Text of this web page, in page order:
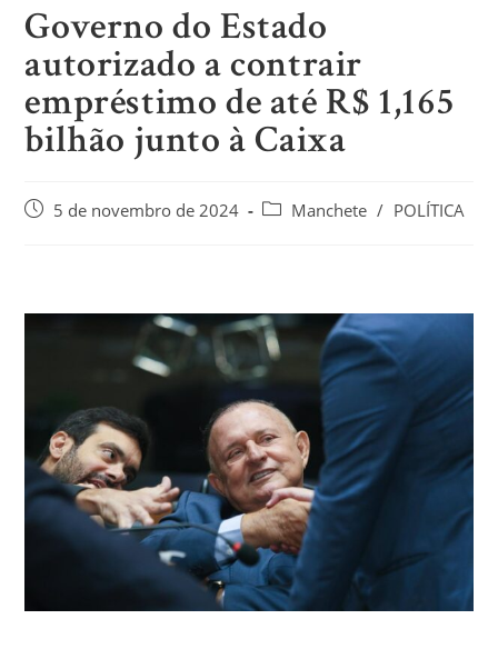
Governo do Estado
autorizado a contrair
empréstimo de até R$ 1,165
bilhão junto à Caixa
5 de novembro de 2024 Manchete / POLÍTICA